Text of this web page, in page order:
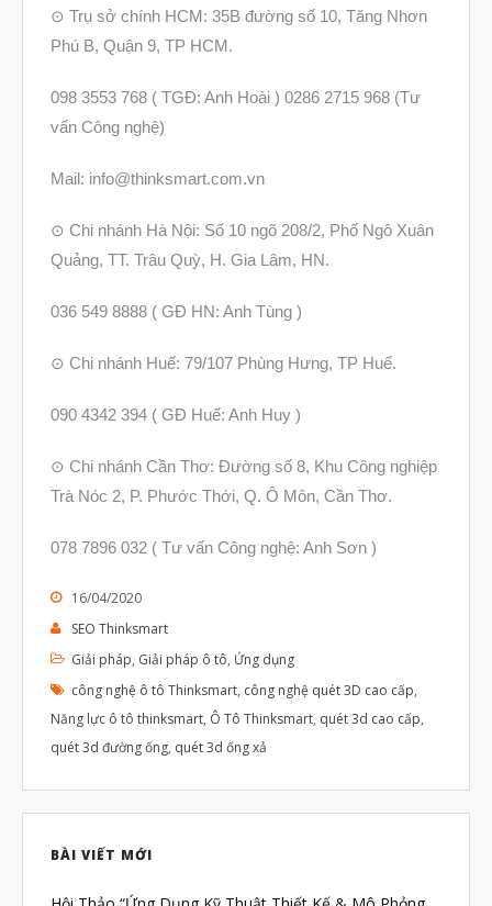
⊙ Trụ sở chính HCM: 35B đường số 10, Tăng Nhơn
Phú B, Quận 9, TP HCM.
098 3553 768 ( TGĐ: Anh Hoài ) 0286 2715 968 (Tư
vấn Công nghệ)
Mail: info@thinksmart.com.vn
⊙ Chi nhánh Hà Nội: Số 10 ngõ 208/2, Phố Ngô Xuân
Quảng, TT. Trâu Quỳ, H. Gia Lâm, HN.
036 549 8888 ( GĐ HN: Anh Tùng )
⊙ Chi nhánh Huế: 79/107 Phùng Hưng, TP Huế.
090 4342 394 ( GĐ Huế: Anh Huy )
⊙ Chi nhánh Cần Thơ: Đường số 8, Khu Công nghiệp
Trà Nóc 2, P. Phước Thới, Q. Ô Môn, Cần Thơ.
078 7896 032 ( Tư vấn Công nghệ: Anh Sơn )
16/04/2020
SEO Thinksmart
Giải pháp, Giải pháp ô tô, Ứng dụng
công nghệ ô tô Thinksmart, công nghệ quét 3D cao cấp,
Năng lực ô tô thinksmart, Ô Tô Thinksmart, quét 3d cao cấp,
quét 3d đường ống, quét 3d ống xả
BÀI VIẾT MỚI